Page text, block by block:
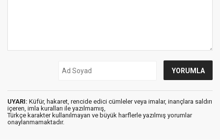
UYARI: Küfür, hakaret, rencide edici cümleler veya imalar, inançlara saldırı
içeren, imla kuralları ile yazılmamış,
Türkçe karakter kullanılmayan ve büyük harflerle yazılmış yorumlar
onaylanmamaktadır.